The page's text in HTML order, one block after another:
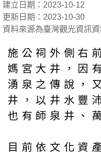
建立日期：2023-10-12
更新日期：2023-10-30
資料來源為臺灣觀光資訊
施公祠外側右
媽宮大井，因
湧泉之傳說，
井，以井水豐
也有師泉井、
目前依文化資